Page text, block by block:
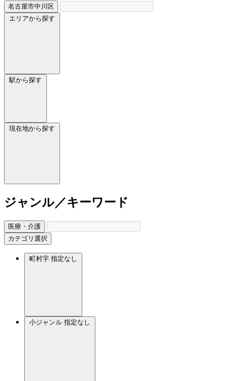
名古屋市中川区
エリアから探す
駅から探す
現在地から探す
ジャンル／キーワード
医療・介護
カテゴリ選択
町村字 指定なし
小ジャンル 指定なし